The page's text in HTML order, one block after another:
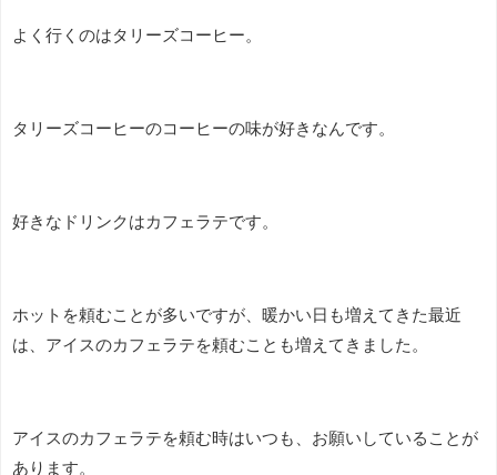
よく行くのはタリーズコーヒー。
タリーズコーヒーのコーヒーの味が好きなんです。
好きなドリンクはカフェラテです。
ホットを頼むことが多いですが、暖かい日も増えてきた最近
は、アイスのカフェラテを頼むことも増えてきました。
アイスのカフェラテを頼む時はいつも、お願いしていることが
あります。